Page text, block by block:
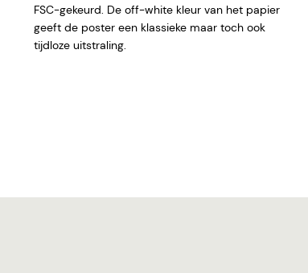
FSC-gekeurd. De off-white kleur van het papier
geeft de poster een klassieke maar toch ook
tijdloze uitstraling.